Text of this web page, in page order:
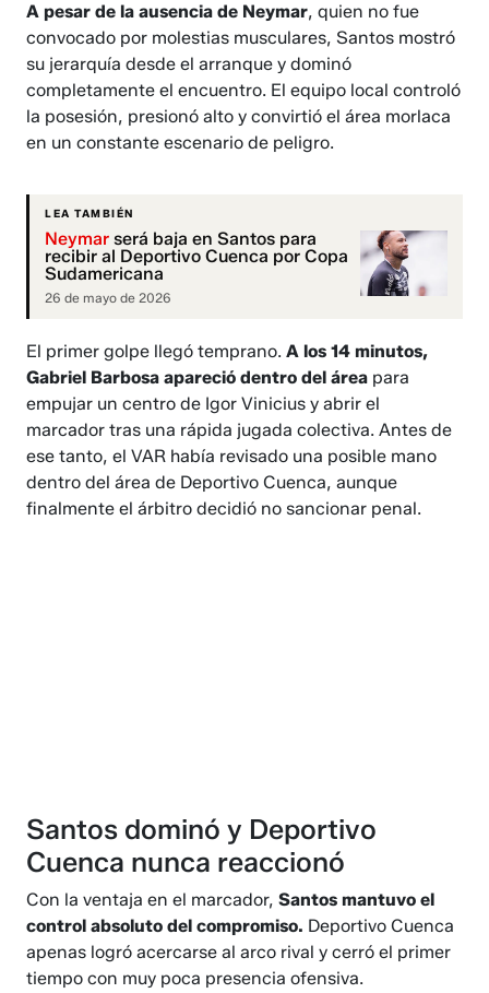
A pesar de la ausencia de Neymar, quien no fue
convocado por molestias musculares, Santos mostró
su jerarquía desde el arranque y dominó
completamente el encuentro. El equipo local controló
la posesión, presionó alto y convirtió el área morlaca
en un constante escenario de peligro.
LEA TAMBIÉN
Neymar será baja en Santos para
recibir al Deportivo Cuenca por Copa
Sudamericana
26 de mayo de 2026
El primer golpe llegó temprano.A los 14 minutos,
Gabriel Barbosa apareció dentro del área para
empujar un centro de Igor Vinicius y abrir el
marcador tras una rápida jugada colectiva. Antes de
ese tanto, el VAR había revisado una posible mano
dentro del área de Deportivo Cuenca, aunque
finalmente el árbitro decidió no sancionar penal.
Santos dominó y Deportivo
Cuenca nunca reaccionó
Con la ventaja en el marcador,Santos mantuvo el
control absoluto del compromiso. Deportivo Cuenca
apenas logró acercarse al arco rival y cerró el primer
tiempo con muy poca presencia ofensiva.